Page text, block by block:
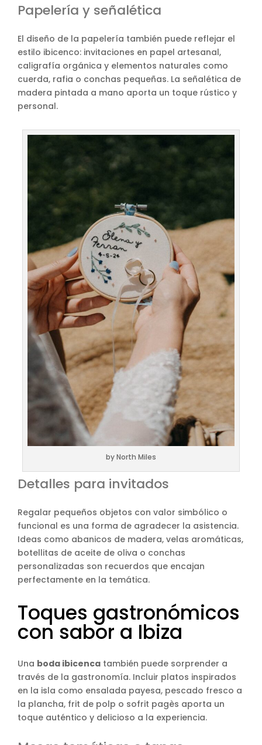
Papelería y señalética
El diseño de la papelería también puede reflejar el
estilo ibicenco: invitaciones en papel artesanal,
caligrafía orgánica y elementos naturales como
cuerda, rafia o conchas pequeñas. La señalética de
madera pintada a mano aporta un toque rústico y
personal.
by North Miles
Detalles para invitados
Regalar pequeños objetos con valor simbólico o
funcional es una forma de agradecer la asistencia.
Ideas como abanicos de madera, velas aromáticas,
botellitas de aceite de oliva o conchas
personalizadas son recuerdos que encajan
perfectamente en la temática.
Toques gastronómicos
con sabor a Ibiza
Una boda ibicenca también puede sorprender a
través de la gastronomía. Incluir platos inspirados
en la isla como ensalada payesa, pescado fresco a
la plancha, frit de polp o sofrit pagès aporta un
toque auténtico y delicioso a la experiencia.